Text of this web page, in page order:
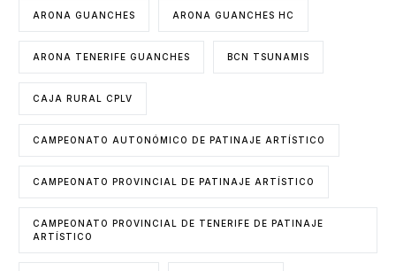
ARONA GUANCHES ARONA GUANCHES HC
ARONA TENERIFE GUANCHES BCN TSUNAMIS
CAJA RURAL CPLV
CAMPEONATO AUTONÓMICO DE PATINAJE ARTÍSTICO
CAMPEONATO PROVINCIAL DE PATINAJE ARTÍSTICO
CAMPEONATO PROVINCIAL DE TENERIFE DE PATINAJE
ARTÍSTICO